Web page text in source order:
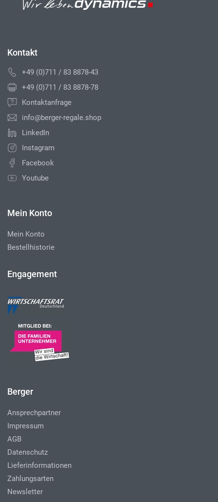
Kontakt
+49 (0)711 / 83 8878-43
+49 (0)711 / 83 8878-78
Kontaktanfrage
info@berger-regale.shop
LinkedIn
Instagram
Facebook
Youtube
Mein Konto
Mein Konto
Bestellhistorie
Engagement
Berger
Ansprechpartner
Impressum
AGB
Datenschutz
Lieferinformationen
Zahlungsarten
Newsletter